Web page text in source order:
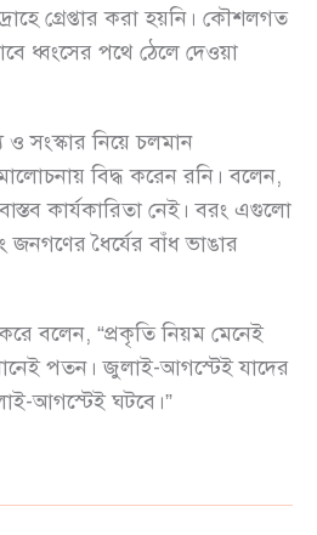
গ্রেপ্তার করা হয়নি। কৌশলগত
ধ্বংসের পথে ঠেলে দেওয়া
সংস্কার নিয়ে চলমান
বিদ্ধ করেন রনি। বলেন,
কার্যকারিতা নেই। বরং এগুলো
ধৈর্যের বাঁধ ভাঙার
করে বলেন, “প্রকৃতি নিয়ম মেনেই
পতন। জুলাই-আগস্টেই যাদের
আগস্টেই ঘটবে।”